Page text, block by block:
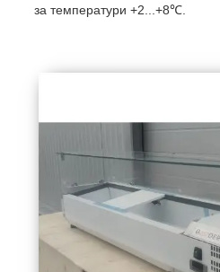
за температури +2...+8℃.